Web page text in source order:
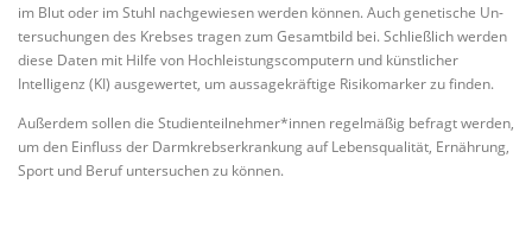
im Blut oder im Stuhl nachgewiesen werden können. Auch genetische Un­
ter­su­chun­gen des Krebses tragen zum Gesamtbild bei. Schließlich werden
diese Daten mit Hilfe von Hochleistungscomputern und künstlicher
Intelligenz (KI) ausgewertet, um aussagekräftige Risikomarker zu finden.
Außerdem sollen die Studienteilnehmer*innen regelmäßig befragt werden,
um den Einfluss der Darmkrebserkrankung auf Lebensqualität, Ernährung,
Sport und Beruf untersuchen zu können.